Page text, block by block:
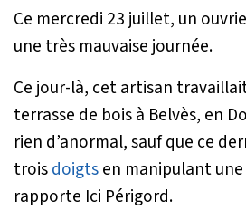
Ce mercredi 23 juillet, un
une très mauvaise journée.
Ce jour-là, cet artisan
terrasse de bois à Belvès, en
rien d’anormal, sauf que ce
troisdoigtsen manipulant
rapporte Ici Périgord.